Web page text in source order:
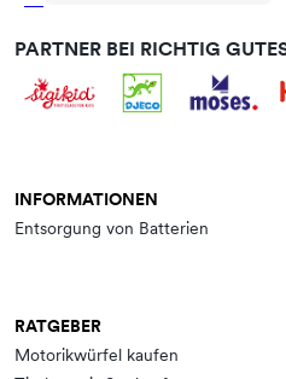
PARTNER BEI RICHTIG
INFORMATIONEN
Entsorgung von Batterien
RATGEBER
Motorikwürfel kaufen